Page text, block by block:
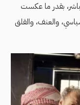
بقدر ما عكست
والعنف، والقلق